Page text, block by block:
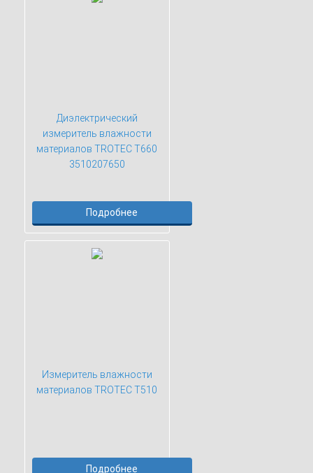
Диэлектрический
измеритель влажности
материалов TROTEC T660
3510207650
Подробнее
Измеритель влажности
материалов TROTEC T510
Подробнее